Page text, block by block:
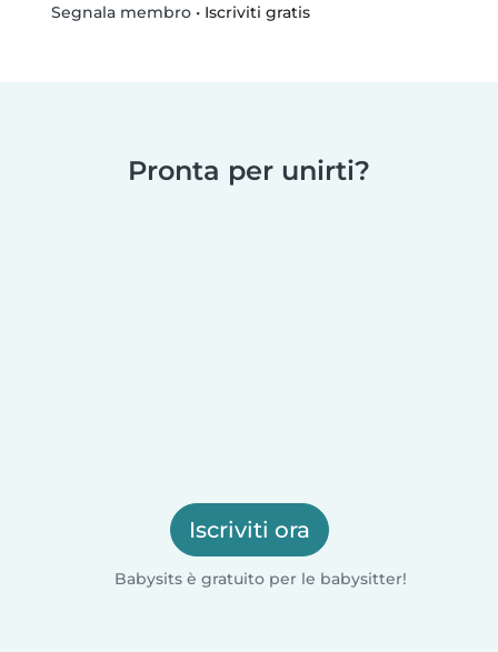
Segnala membro• Iscriviti gratis
Pronta per unirti?
Iscriviti ora
Babysits è gratuito per le babysitter!